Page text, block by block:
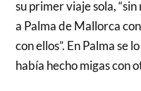
su primer viaje sola,
a Palma de Mallorca
con ellos”. En Palma se
había hecho migas con